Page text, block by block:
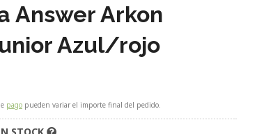
Answer Arkon
Azul/rojo
pago pueden variar el importe final del pedido.